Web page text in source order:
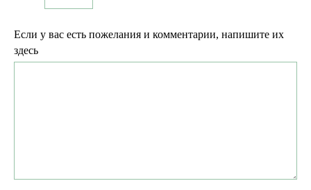
Если у вас есть пожелания и комментарии, напишите их
здесь